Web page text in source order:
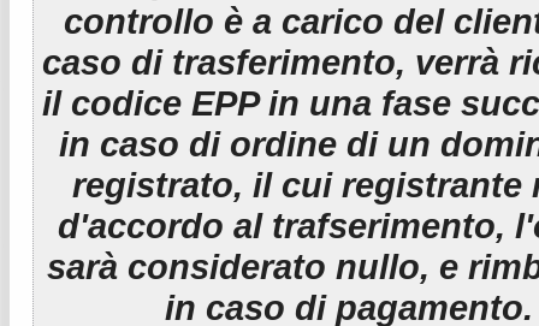
controllo è a carico del
caso di trasferimento, verrà
il codice EPP in una fase
in caso di ordine di un
registrato, il cui registrante
d'accordo al trafserimento,
sarà considerato nullo, e
in caso di pagamento.